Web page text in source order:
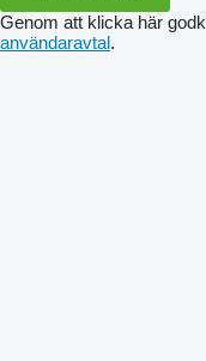
Genom att klicka här
användaravtal.